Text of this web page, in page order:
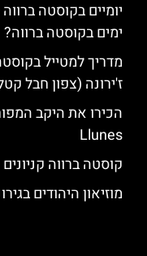
ימים בקוסטה ברווה?
מדריך למטייל
ז'ירונה (צפון חבל
Llunes‬‬
קוסטה ברווה קניונים
מוזיאון היהודים